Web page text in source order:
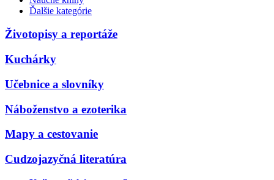
Ďalšie kategórie
Životopisy a reportáže
Kuchárky
Učebnice a slovníky
Náboženstvo a ezoterika
Mapy a cestovanie
Cudzojazyčná literatúra